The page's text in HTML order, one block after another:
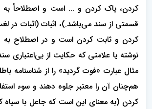
کردن، پاک کردن و ... است و اصطلاحاً به
قسمتی از سند می‌باشد.)، اثبات (اثبات در
کردن و ثابت کردن است و در اصطلاح به
نوشته یا علامتی که حکایت از بی‌اعتباری
مثال عبارت «فوت گردید» را از شناسنامه
هم‌چنان آن را معتبر جلوه دهند و سوء
کردن (به معنای این است که جاعل با سیاه